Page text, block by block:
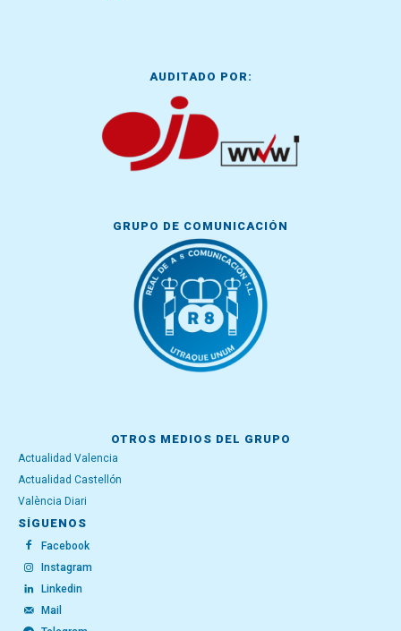
AUDITADO POR:
GRUPO DE COMUNICACIÓN
OTROS MEDIOS DEL GRUPO
Actualidad Valencia
Actualidad Castellón
València Diari
SÍGUENOS
Facebook
Instagram
Linkedin
Mail